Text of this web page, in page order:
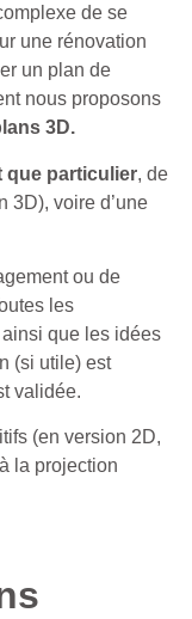
de se
une rénovation
un plan de
nous proposons
3D.
que particulier, de
3D), voire d’une
ou de
les
que les idées
(si utile) est
validée.
(en version 2D,
la projection